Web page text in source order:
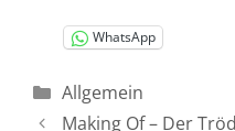
WhatsApp
Kategorien
Allgemein
Making Of – Der